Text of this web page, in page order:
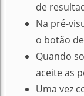
de
Na pré-
o botão
Quando
aceite as
Uma vez